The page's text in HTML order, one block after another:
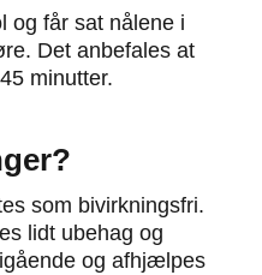
og får sat nålene i
Det anbefales at
minutter.
som bivirkningsfri.
lidt ubehag og
og afhjælpes